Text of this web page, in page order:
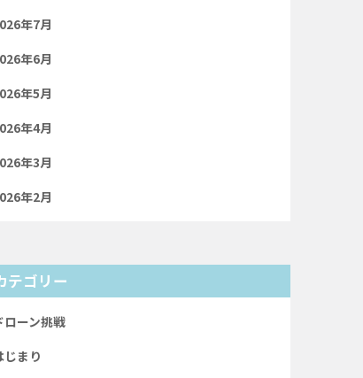
年7月
年6月
年5月
年4月
年3月
年2月
テゴリー
ローン挑戦
じまり